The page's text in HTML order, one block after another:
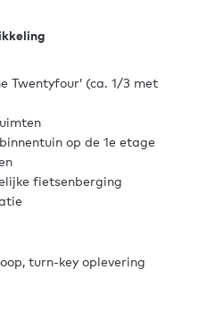
Twentyfour’ (ca. 1/3 met
op de 1e etage
fietsenberging
turn-key oplevering